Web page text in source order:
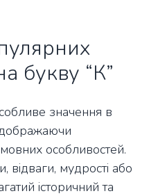
букву “К”
значення в
мовних особливостей.
відваги, мудрості або
історичний та